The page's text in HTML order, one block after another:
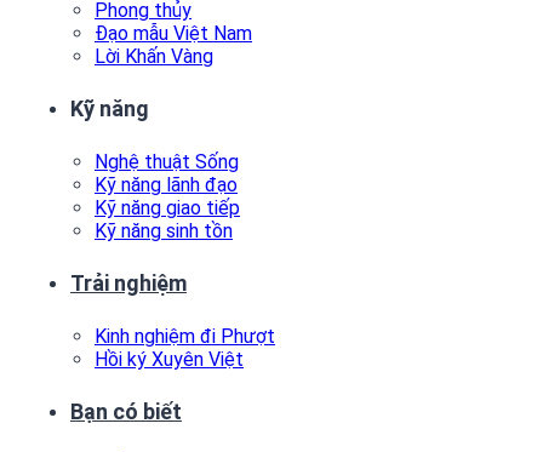
Phong thủy
Đạo mẫu Việt Nam
Lời Khấn Vàng
Kỹ năng
Nghệ thuật Sống
Kỹ năng lãnh đạo
Kỹ năng giao tiếp
Kỹ năng sinh tồn
Trải nghiệm
Kinh nghiệm đi Phượt
Hồi ký Xuyên Việt
Bạn có biết